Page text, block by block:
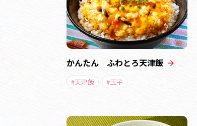
かんたん ふわとろ天津飯
#天津飯 #玉子